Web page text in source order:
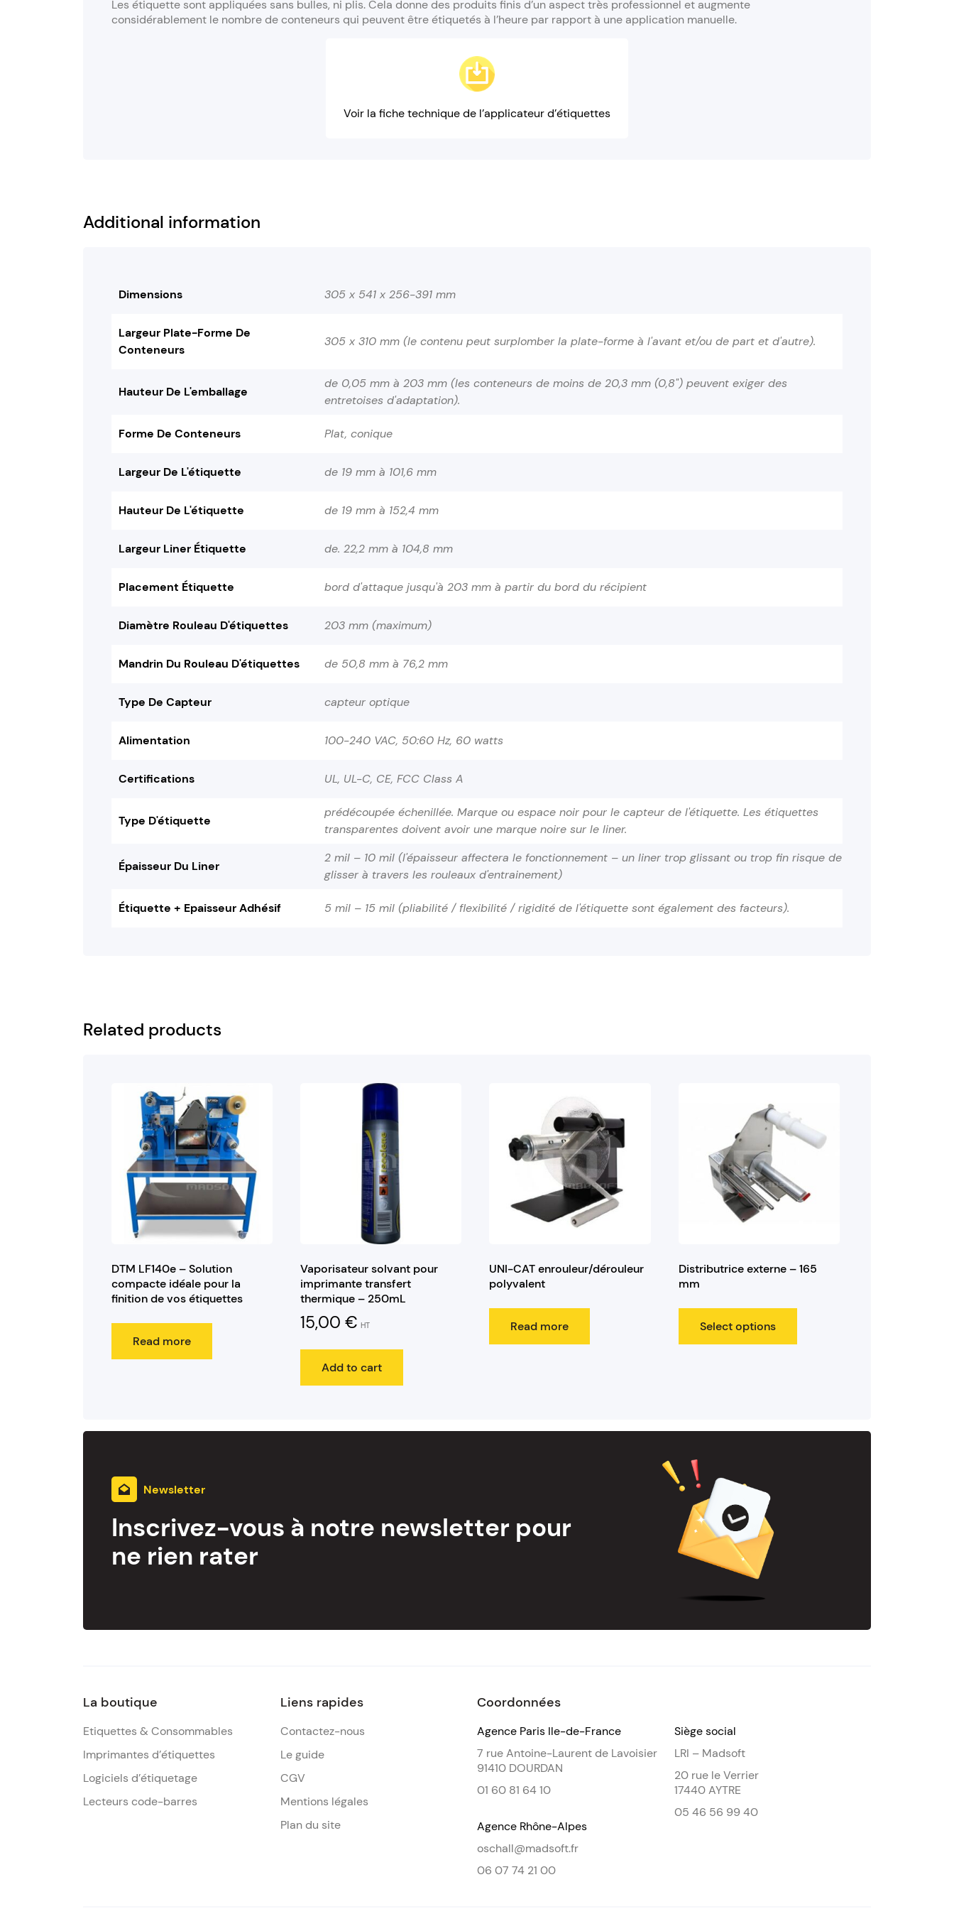
Les étiquette sont appliquées sans bulles, ni plis. Cela donne des produits finis d’un aspect très professionnel et augmente
considérablement le nombre de conteneurs qui peuvent être étiquetés à l’heure par rapport à une application manuelle.
Voir la fiche technique de l’applicateur d’étiquettes
Additional information
Dimensions 305 x 541 x 256-391 mm
Largeur Plate-Forme De
Conteneurs
305 x 310 mm (le contenu peut surplomber la plate-forme à l'avant et/ou de part et d'autre).
Hauteur De L'emballage
de 0,05 mm à 203 mm (les conteneurs de moins de 20,3 mm (0,8") peuvent exiger des
entretoises d'adaptation).
Forme De Conteneurs Plat, conique
Largeur De L'étiquette de 19 mm à 101,6 mm
Hauteur De L'étiquette de 19 mm à 152,4 mm
Largeur Liner Étiquette de. 22,2 mm à 104,8 mm
Placement Étiquette bord d'attaque jusqu'à 203 mm à partir du bord du récipient
Diamètre Rouleau D'étiquettes 203 mm (maximum)
Mandrin Du Rouleau D'étiquettes de 50,8 mm à 76,2 mm
Type De Capteur capteur optique
Alimentation 100-240 VAC, 50:60 Hz, 60 watts
Certifications UL, UL-C, CE, FCC Class A
Type D'étiquette
prédécoupée échenillée. Marque ou espace noir pour le capteur de l'étiquette. Les étiquettes
transparentes doivent avoir une marque noire sur le liner.
Épaisseur Du Liner
2 mil – 10 mil (l'épaisseur affectera le fonctionnement – un liner trop glissant ou trop fin risque de
glisser à travers les rouleaux d'entrainement)
Étiquette + Epaisseur Adhésif 5 mil – 15 mil (pliabilité / flexibilité / rigidité de l'étiquette sont également des facteurs).
Related products
DTM LF140e – Solution
compacte idéale pour la
finition de vos étiquettes
Read more
Vaporisateur solvant pour
imprimante transfert
thermique – 250mL
15,00€ HT
Add to cart
UNI-CAT enrouleur/dérouleur
polyvalent
Read more
Distributrice externe – 165
mm
Select options
Newsletter
Inscrivez-vous à notre newsletter pour
ne rien rater
La boutique
Etiquettes & Consommables
Imprimantes d’étiquettes
Logiciels d’étiquetage
Lecteurs code-barres
Liens rapides
Contactez-nous
Le guide
CGV
Mentions légales
Plan du site
Coordonnées
Agence Paris Ile-de-France
7 rue Antoine-Laurent de Lavoisier
91410 DOURDAN
01 60 81 64 10
Agence Rhône-Alpes
oschall@madsoft.fr
06 07 74 21 00
Siège social
LRI – Madsoft
20 rue le Verrier
17440 AYTRE
05 46 56 99 40